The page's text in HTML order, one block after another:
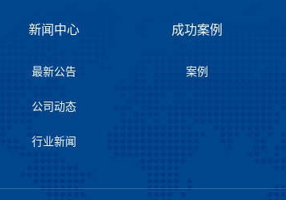
新闻中心
最新公告
公司动态
行业新闻
成功案例
案例